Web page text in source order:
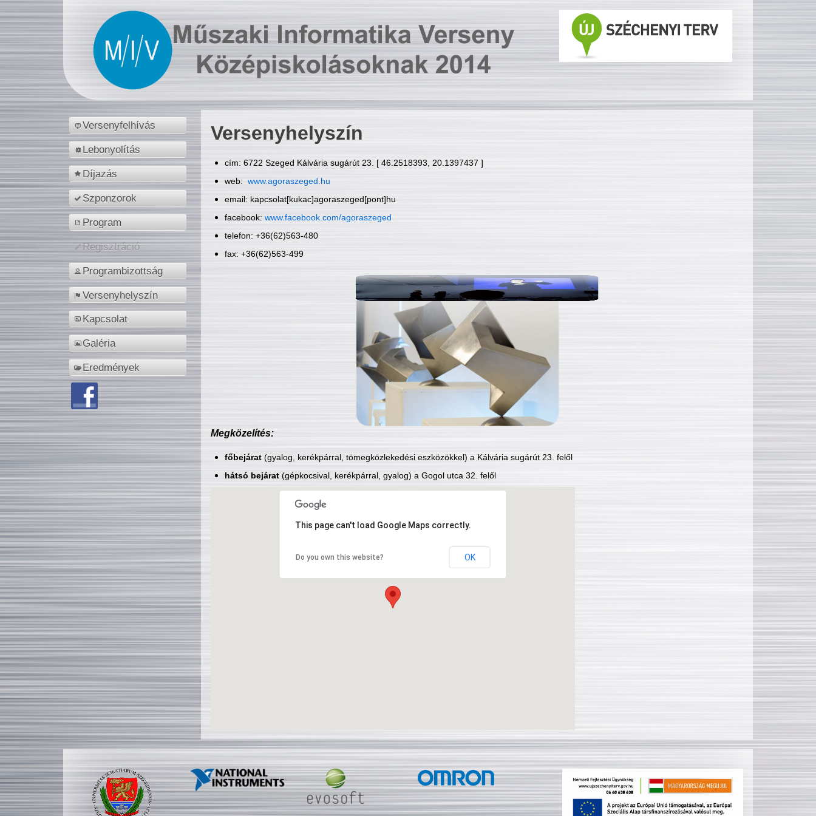
Versenyfelhívás
Lebonyolítás
Díjazás
Szponzorok
Program
Regisztráció
Programbizottság
Versenyhelyszín
Kapcsolat
Galéria
Eredmények
Versenyhelyszín
cím: 6722 Szeged Kálvária sugárút 23. [ 46.2518393, 20.1397437 ]
web: www.agoraszeged.hu
email: kapcsolat[kukac]agoraszeged[pont]hu
facebook: www.facebook.com/agoraszeged
telefon: +36(62)563-480
fax: +36(62)563-499
Megközelítés:
főbejárat(gyalog, kerékpárral, tömegközlekedési eszközökkel) a Kálvária sugárút 23. felől
hátsó bejárat(gépkocsival, kerékpárral, gyalog) a Gogol utca 32. felől
This page can't load Google Maps correctly.
Do you own this website? OK